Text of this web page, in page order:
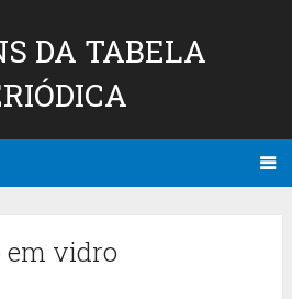
DA TABELA
em vidro